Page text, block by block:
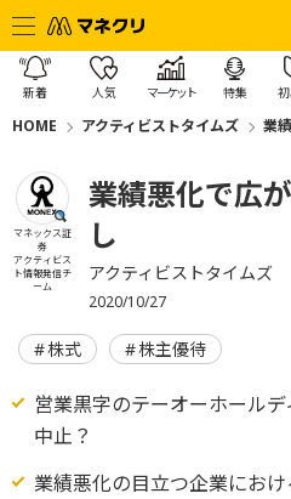
新着 人気 マーケット 特集
HOME アクティビストタイムズ 業
マネックス証
券
アクティビス
ト情報発信チ
ーム
業績悪化で広
し
アクティビストタイムズ
2020/10/27
株式 株主優待
営業黒字のテーオーホール
中止？
業績悪化の目立つ企業にお